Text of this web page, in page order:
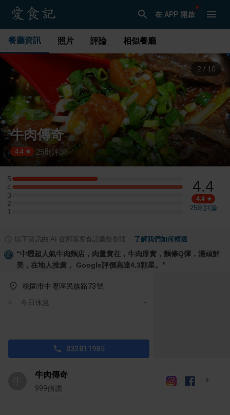
在 APP 開啟
餐廳資訊 照片 評論 相似餐廳
3 / 10
牛肉傳奇
4.4 ·25則評論
5
5 星：2 則評論
4
4 星：4 則評論
3
3 星：0 則評論
2
2 星：0 則評論
1
1 星：0 則評論
4.4
4.4
25則評論
以下資訊由 AI 從部落客食記彙整整理 了解我們如何精選
“中壢超人氣牛肉麵店，肉量實在，牛肉厚實，麵條Q彈，湯頭鮮
美，在地人推薦， Google評價高達4.3顆星。 ”
桃園市中壢區民族路73號
今日休息
032811985
牛肉傳奇
999個讚